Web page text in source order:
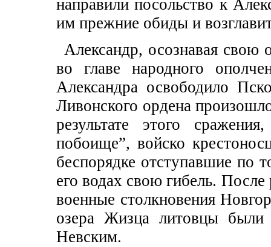
направили посольство к
им прежние обиды и
Александр, осознавая свою
во главе народного
Александра освободило
Ливонского ордена
результате этого
побоище”, войско
беспорядке отступавшие по
его водах свою гибель. После
военные столкновения
озера Жизца литовцы были
Невским.